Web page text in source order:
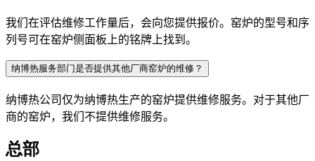
我们在评估维修工作量后，会向您提供报价。窑炉的型号和序
列号可在窑炉侧面板上的铭牌上找到。
纳博热服务部门是否提供其他厂商窑炉的维修？
纳博热公司仅为纳博热生产的窑炉提供维修服务。对于其他厂
商的窑炉，我们不提供维修服务。
总部